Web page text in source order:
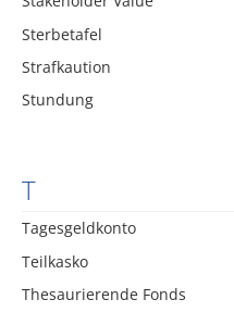
Sterbetafel
Strafkaution
Stundung
T
Tagesgeldkonto
Teilkasko
Thesaurierende Fonds